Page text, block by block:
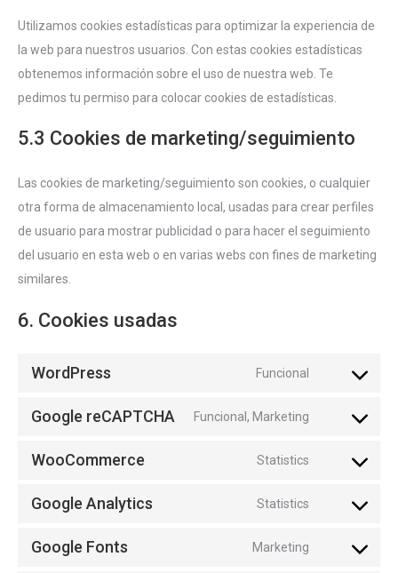
Utilizamos cookies estadísticas para optimizar la experiencia de
la web para nuestros usuarios. Con estas cookies estadísticas
obtenemos información sobre el uso de nuestra web. Te
pedimos tu permiso para colocar cookies de estadísticas.
5.3 Cookies de marketing/seguimiento
Las cookies de marketing/seguimiento son cookies, o cualquier
otra forma de almacenamiento local, usadas para crear perfiles
de usuario para mostrar publicidad o para hacer el seguimiento
del usuario en esta web o en varias webs con fines de marketing
similares.
6. Cookies usadas
WordPress Funcional
Consent
wordpress
Google reCAPTCHA Funcional, Marketing
Consent
google-
WooCommerce Statistics
Consent
Google Analytics Statistics
Consent
Google Fonts Marketing
Consent